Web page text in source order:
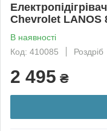
Сhevrolet LANOS
В наявності
Код: 410085
Роздріб
2 495 ₴